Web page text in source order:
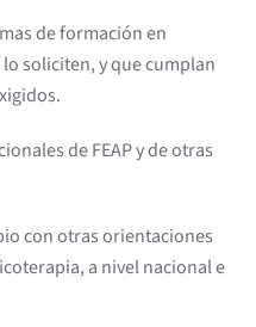
de formación en
soliciten, y que cumplan
de FEAP y de otras
con otras orientaciones
a nivel nacional e